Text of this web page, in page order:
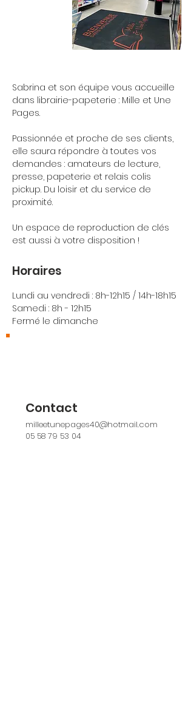
Sabrina et son équipe vous accueille
dans librairie-papeterie : Mille et Une
Pages.
Passionnée et proche de ses clients,
elle saura répondre à toutes vos
demandes : amateurs de lecture,
presse, papeterie et relais colis
pickup. Du loisir et du service de
proximité.
Un espace de reproduction de clés
est aussi à votre disposition !
Horaires
Lundi au vendredi : 8h-12h15 / 14h-18h15
Samedi : 8h - 12h15
Fermé le dimanche
Contact
milleetunepages40@hotmail.com
05 58 79 53 04